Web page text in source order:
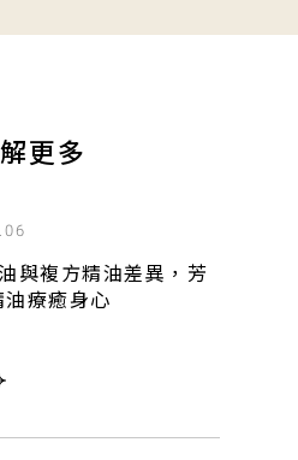
更多
與複方精油差異，芳
療癒身心